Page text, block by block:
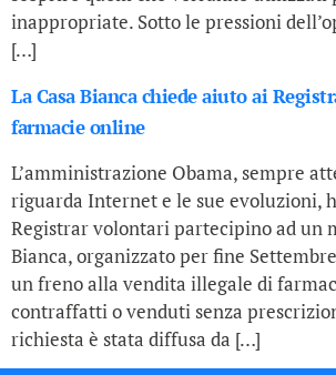
inappropriate. Sotto le pressioni
[…]
La Casa Bianca chiede aiuto ai
farmacie online
L’amministrazione Obama, sempre
riguarda Internet e le sue evoluzioni,
Registrar volontari partecipino ad un
Bianca, organizzato per fine
un freno alla vendita illegale di
contraffatti o venduti senza
richiesta è stata diffusa da […]